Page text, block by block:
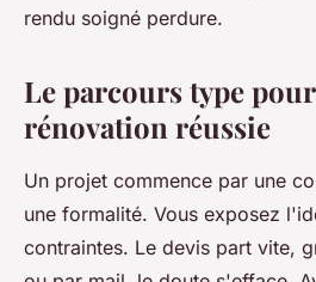
rendu soigné perdure.
Le parcours type
rénovation réussie
Un projet commence par une
une formalité. Vous exposez
contraintes. Le devis part vite,